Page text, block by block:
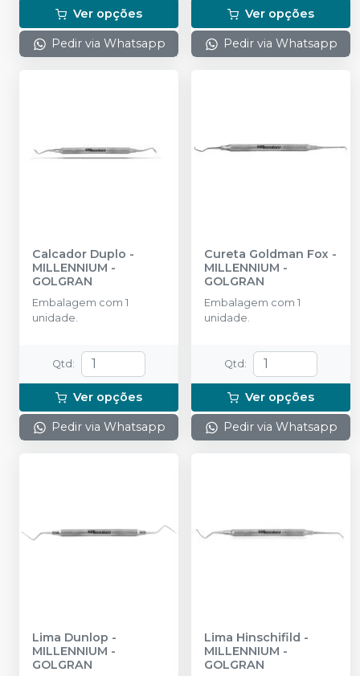
Ver opções
Pedir via Whatsapp
Ver opções
Pedir via Whatsapp
Calcador Duplo -
MILLENNIUM -
GOLGRAN
Embalagem com 1
unidade.
Qtd :
Ver opções
Pedir via Whatsapp
Cureta Goldman Fox -
MILLENNIUM -
GOLGRAN
Embalagem com 1
unidade.
Qtd :
Ver opções
Pedir via Whatsapp
Lima Dunlop -
MILLENNIUM -
GOLGRAN
Lima Hinschifild -
MILLENNIUM -
GOLGRAN